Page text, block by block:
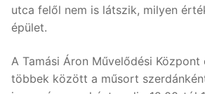
utca felől nem is látszik, milyen
épület.
A Tamási Áron Művelődési
többek között a műsort